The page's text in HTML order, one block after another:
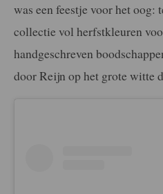
was een feestje voor het
collectie vol herfstkleuren
handgeschreven
door Reijn op het grote witte